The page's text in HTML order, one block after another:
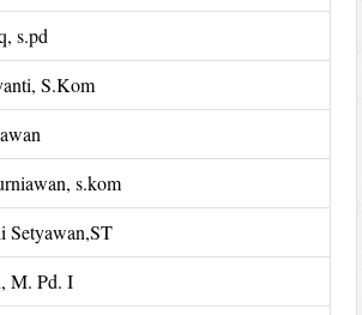
s.pd
S.Kom
s.kom
Setyawan,ST
M. Pd. I